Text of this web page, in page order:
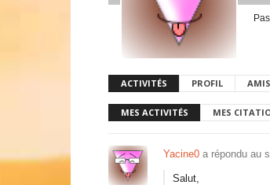
ACTIVITÉS PROFIL AMIS
MES ACTIVITÉS MES
Yacine0 a répondu au
Salut,